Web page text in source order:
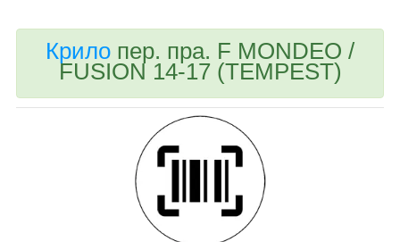
Крило пер. пра. F MONDEO /
FUSION 14-17 (TEMPEST)